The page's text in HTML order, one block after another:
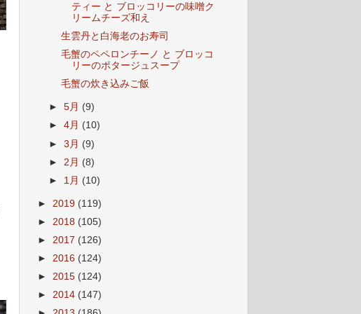
ティー と ブロッコリーの味噌ク
リームチーズ和え
生雲丹と白海老のお寿司
毛蟹のペペロンチーノ と ブロッコ
リーのポタージュスープ
毛蟹の炊き込みご飯
►5月 (9)
►4月 (10)
►3月 (9)
► 2月 (8)
► 1月 (10)
► 2019 (119)
► 2018 (105)
► 2017 (126)
► 2016 (124)
► 2015 (124)
► 2014 (147)